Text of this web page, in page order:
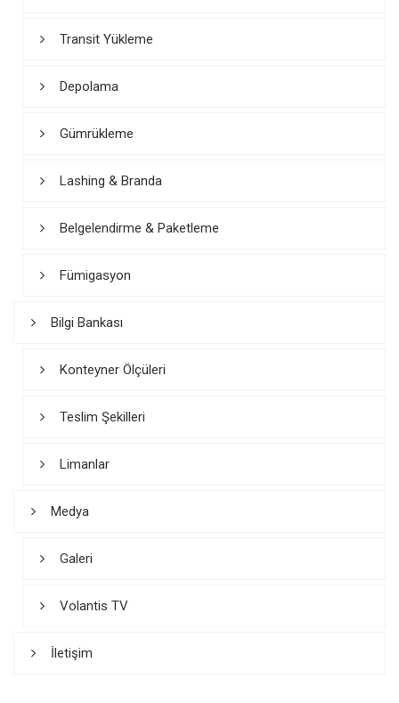
Transit Yükleme
Depolama
Gümrükleme
Lashing & Branda
Belgelendirme & Paketleme
Fümigasyon
Bilgi Bankası
Konteyner Ölçüleri
Teslim Şekilleri
Limanlar
Medya
Galeri
Volantis TV
İletişim